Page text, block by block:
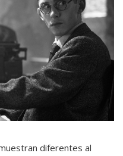
diferentes al